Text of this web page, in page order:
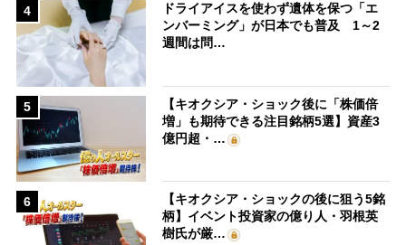
4
ドライアイスを使わず遺体を保つ「エ
ンバーミング」が日本でも普及 1～2
週間は問…
5
【キオクシア・ショック後に「株価倍
増」も期待できる注目銘柄5選】資産3
億円超・…
6
【キオクシア・ショックの後に狙う5銘
柄】イベント投資家の億り人・羽根英
樹氏が厳…